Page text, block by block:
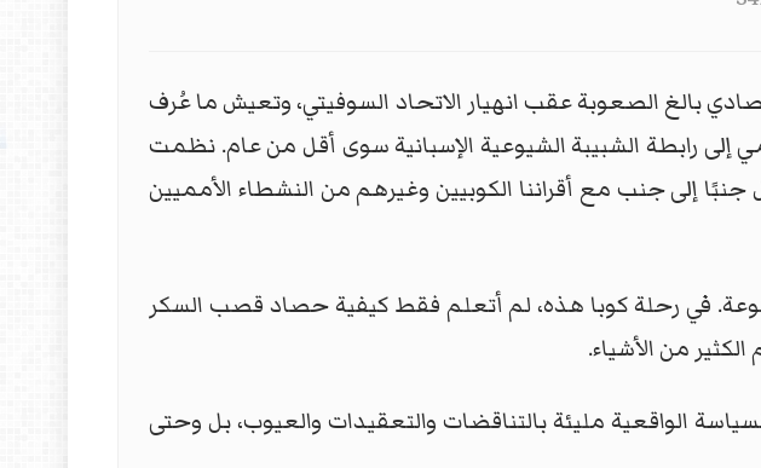
من وضع اقتصادي بالغ الصعوبة عقب انهيار الاتحاد السوفيتي، وتعيش ما عُرف
رابطة الشبيبة الشيوعية الإسبانية سوى أقل من عام. نظمت
إلى جنب مع أقراننا الكوبيين وغيرهم من النشطاء الأمميين
في رحلة كوبا هذه، لم أتعلم فقط كيفية حصاد قصب السكر
من الأشياء.
الواقعية مليئة بالتناقضات والتعقيدات والعيوب، بل وحتى